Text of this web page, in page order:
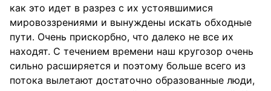
как это идет в разрез с их устоявшимися
мировоззрениями и вынуждены искать обходные
пути. Очень прискорбно, что далеко не все их
находят. С течением времени наш кругозор очень
сильно расширяется и поэтому больше всего из
потока вылетают достаточно образованные люди,